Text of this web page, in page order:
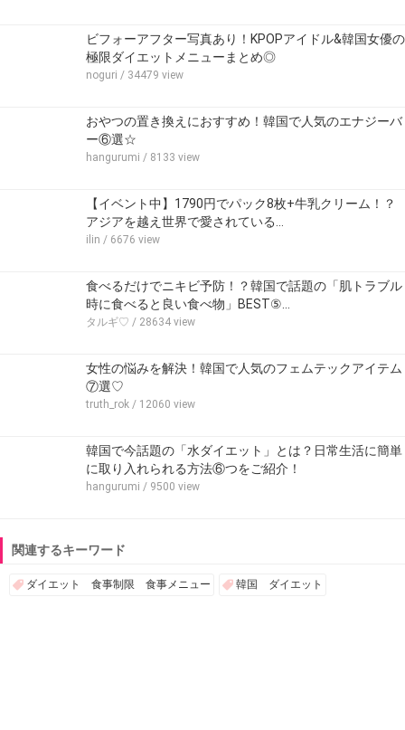
ビフォーアフター写真あり！KPOPアイドル&韓国女優の
極限ダイエットメニューまとめ◎
noguri / 34479 view
おやつの置き換えにおすすめ！韓国で人気のエナジーバ
ー⑥選☆
hangurumi / 8133 view
【イベント中】1790円でパック8枚+牛乳クリーム！？
アジアを越え世界で愛されている…
ilin / 6676 view
食べるだけでニキビ予防！？韓国で話題の「肌トラブル
時に食べると良い食べ物」BEST⑤…
タルギ♡ / 28634 view
女性の悩みを解決！韓国で人気のフェムテックアイテム
⑦選♡
truth_rok / 12060 view
韓国で今話題の「水ダイエット」とは？日常生活に簡単
に取り入れられる方法⑥つをご紹介！
hangurumi / 9500 view
関連するキーワード
ダイエット 食事制限 食事メニュー 韓国 ダイエット